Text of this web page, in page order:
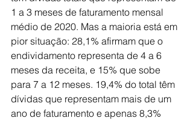
1 a 3 meses de faturamento mensal
médio de 2020. Mas a maioria está em
pior situação: 28,1% afirmam que o
endividamento representa de 4 a 6
meses da receita, e 15% que sobe
para 7 a 12 meses. 19,4% do total têm
dívidas que representam mais de um
ano de faturamento e apenas 8,3%